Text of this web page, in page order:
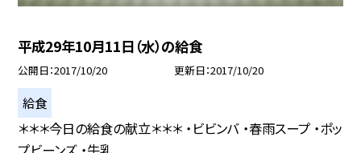
平成29年10月11日（水）の給食
公開日 2017/10/20 更新日 2017/10/20
給食
＊＊＊今日の給食の献立＊＊＊ ・ビビンバ ・春雨スープ ・ポッ